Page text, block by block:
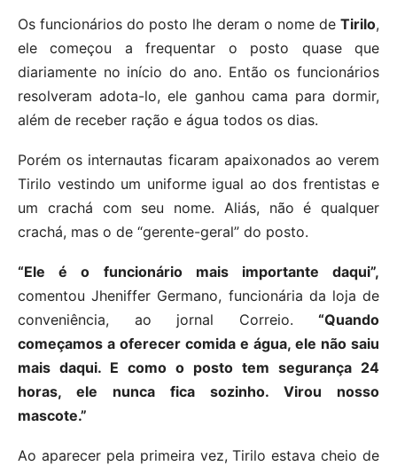
Os funcionários do posto lhe deram o nome de Tirilo,
ele começou a frequentar o posto quase que
diariamente no início do ano. Então os funcionários
resolveram adota-lo, ele ganhou cama para dormir,
além de receber ração e água todos os dias.
Porém os internautas ficaram apaixonados ao verem
Tirilo vestindo um uniforme igual ao dos frentistas e
um crachá com seu nome. Aliás, não é qualquer
crachá, mas o de “gerente-geral” do posto.
“Ele é o funcionário mais importante daqui”,
comentou Jheniffer Germano, funcionária da loja de
conveniência, ao jornal Correio. “Quando
começamos a oferecer comida e água, ele não saiu
mais daqui. E como o posto tem segurança 24
horas, ele nunca fica sozinho. Virou nosso
mascote.”
Ao aparecer pela primeira vez, Tirilo estava cheio de